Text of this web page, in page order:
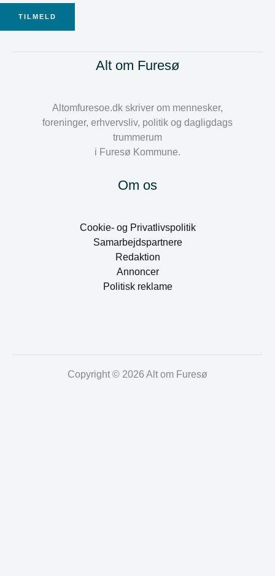
TILMELD
Alt om Furesø
Altomfuresoe.dk skriver om mennesker,
foreninger, erhvervsliv, politik og dagligdags
trummerum
i Furesø Kommune.
Om os
Cookie- og Privatlivspolitik
Samarbejdspartnere
Redaktion
Annoncer
Politisk reklame
Copyright © 2026 Alt om Furesø